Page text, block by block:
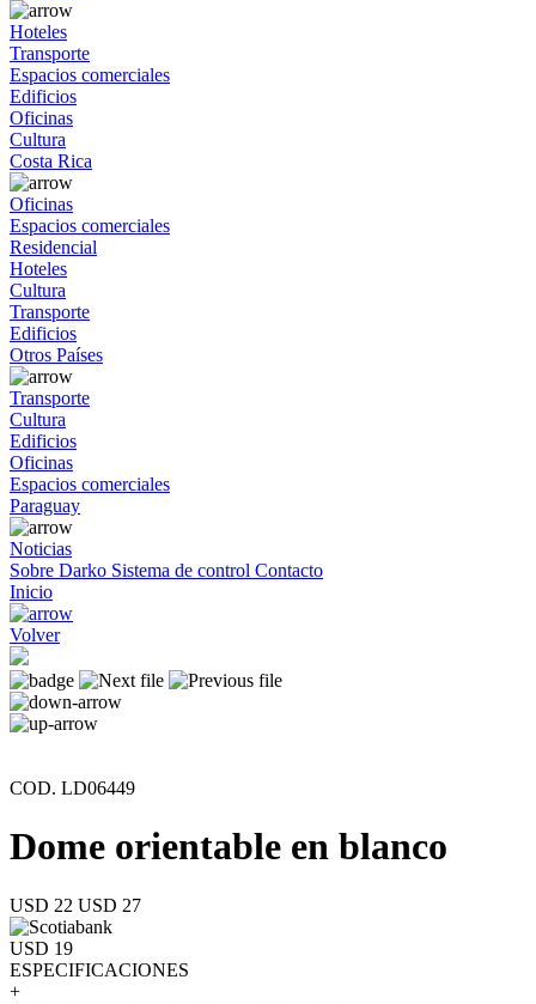
Hoteles
Transporte
Espacios comerciales
Edificios
Oficinas
Cultura
Costa Rica
Oficinas
Espacios comerciales
Residencial
Hoteles
Cultura
Transporte
Edificios
Otros Países
Transporte
Cultura
Edificios
Oficinas
Espacios comerciales
Paraguay
Noticias
Sobre Darko Sistema de control Contacto
Inicio
Volver
COD. LD06449
Dome orientable en blanco
USD 22 USD 27
USD 19
ESPECIFICACIONES
+